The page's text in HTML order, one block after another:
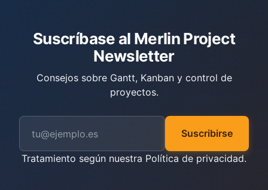
Suscríbase al Merlin Project
Newsletter
Consejos sobre Gantt, Kanban y control de
proyectos.
Suscribirse
Tratamiento según nuestra Política de privacidad.